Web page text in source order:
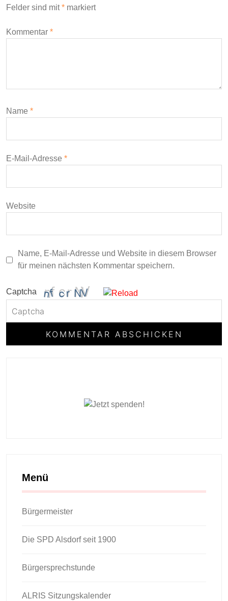
Felder sind mit* markiert
Kommentar *
Name *
E-Mail-Adresse *
Website
Name, E-Mail-Adresse und Website in diesem Browser
für meinen nächsten Kommentar speichern.
Captcha
Menü
Bürgermeister
Die SPD Alsdorf seit 1900
Bürgersprechstunde
ALRIS Sitzungskalender